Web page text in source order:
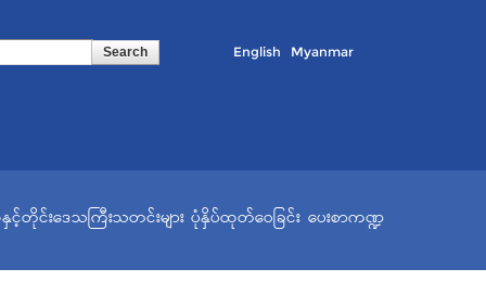
English Myanmar
တိုင်းဒေသကြီးသတင်းများ ပုံနှိပ်ထုတ်ဝေခြင်း ပေးစာကဏ္ဍ